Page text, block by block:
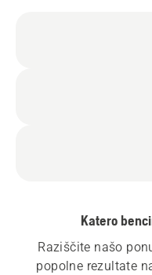
Katero
Raziščite našo
popolne rezultate